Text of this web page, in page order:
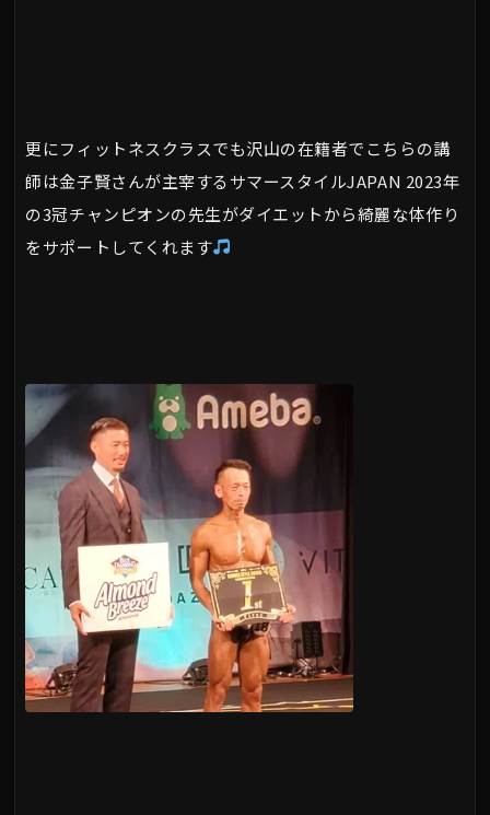
更にフィットネスクラスでも沢山の在籍者でこちらの講
師は金子賢さんが主宰するサマースタイルJAPAN 2023年
の3冠チャンピオンの先生がダイエットから綺麗な体作り
をサポートしてくれます